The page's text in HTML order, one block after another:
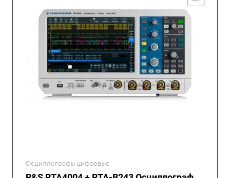
Осциллографы цифровые